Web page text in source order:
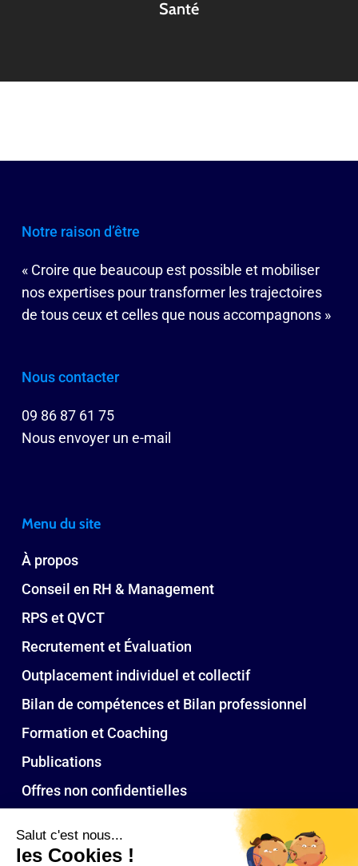
Santé
Notre raison d’être
« Croire que beaucoup est possible et mobiliser
nos expertises pour transformer les trajectoires
de tous ceux et celles que nous accompagnons »
Nous contacter
09 86 87 61 75
Nous envoyer un e-mail
Menu du site
À propos
Conseil en RH & Management
RPS et QVCT
Recrutement et Évaluation
Outplacement individuel et collectif
Bilan de compétences et Bilan professionnel
Formation et Coaching
Publications
Offres non confidentielles
Nos bureaux